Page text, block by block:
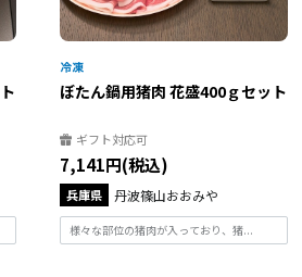
ぼたん鍋用猪肉 花盛400ｇセット
ギフト対応可
7,141円(税込)
兵庫県 丹波篠山おおみや
様々な部位の猪肉が入っており、猪...